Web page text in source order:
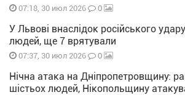
07:18, 30 июл 2026 0
У Львові внаслідок російського
людей, ще 7 врятували
07:37, 30 июл 2026 0
Нічна атака на Дніпропетровщину:
шістьох людей, Нікопольщину